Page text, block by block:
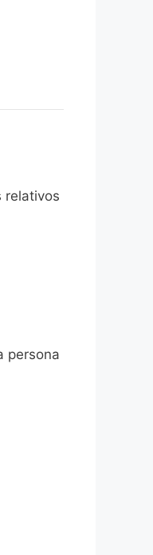
relativos
persona